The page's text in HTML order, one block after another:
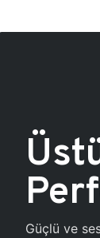
Güçlü ve